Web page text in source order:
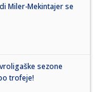
Miler-Mekintajer se
sezone
trofeje!